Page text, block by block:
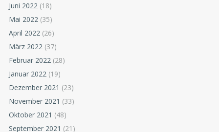
Juni 2022 (18)
Mai 2022 (35)
April 2022 (26)
März 2022 (37)
Februar 2022 (28)
Januar 2022 (19)
Dezember 2021 (23)
November 2021 (33)
Oktober 2021 (48)
September 2021 (21)